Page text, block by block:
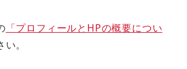
「プロフィールとHPの概要につい
。